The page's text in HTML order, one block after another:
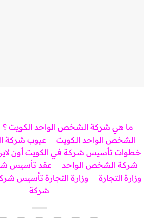
ما هي شركة الشخص الواحد الكويت ؟
الشخص الواحد الكويت
عيوب شركة
خطوات تأسيس شركة في الكويت أون
شركة الشخص الواحد
عقد تأسيس
وزارة التجارة
وزارة التجارة تأسيس
شركة